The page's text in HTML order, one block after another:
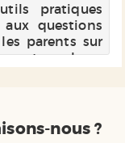
pratiques
questions
parents sur
entre leurs
la différen...
nous ?